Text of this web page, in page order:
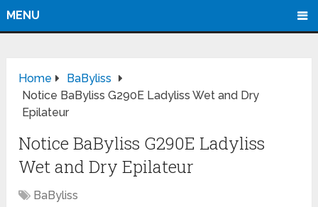
MENU
Home
BaByliss
Notice BaByliss G290E Ladyliss Wet and Dry
Epilateur
Notice BaByliss G290E Ladyliss
Wet and Dry Epilateur
BaByliss